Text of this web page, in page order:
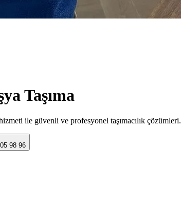
Taşıma
ile güvenli ve profesyonel taşımacılık çözümleri.
98 96